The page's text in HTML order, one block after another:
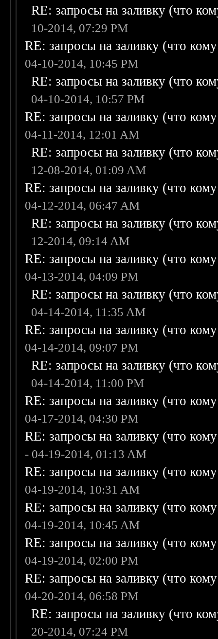
RE: запросы на заливку (что
10-2014, 07:29 PM
RE: запросы на заливку (что
04-10-2014, 10:45 PM
RE: запросы на заливку (что
04-10-2014, 10:57 PM
RE: запросы на заливку (что
04-11-2014, 12:01 AM
RE: запросы на заливку (что
12-08-2014, 01:09 AM
RE: запросы на заливку (что
04-12-2014, 06:47 AM
RE: запросы на заливку (что
12-2014, 09:14 AM
RE: запросы на заливку (что
04-13-2014, 04:09 PM
RE: запросы на заливку (что
04-14-2014, 11:35 AM
RE: запросы на заливку (что
04-14-2014, 09:07 PM
RE: запросы на заливку (что
04-14-2014, 11:00 PM
RE: запросы на заливку (что
04-17-2014, 04:30 PM
RE: запросы на заливку (что
- 04-19-2014, 01:13 AM
RE: запросы на заливку (что
04-19-2014, 10:31 AM
RE: запросы на заливку (что
04-19-2014, 10:45 AM
RE: запросы на заливку (что
04-19-2014, 02:00 PM
RE: запросы на заливку (что
04-20-2014, 06:58 PM
RE: запросы на заливку (что
20-2014, 07:24 PM